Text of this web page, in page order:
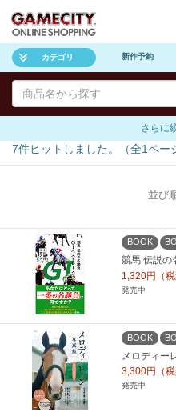
カテゴリ 新作予約
さらに
7件ヒットしました。（全1ペー
並び
BOOK
競馬 伝説の
1,320円（税
発売中
BOOK
メロディー
3,300円（税
発売中